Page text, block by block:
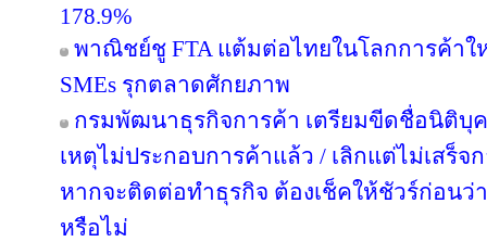
178.9%
พาณิชย์ชู FTA แต้มต่อไทยในโลกการค้าใ
SMEs รุกตลาดศักยภาพ
กรมพัฒนาธุรกิจการค้า เตรียมขีดชื่อนิติบุ
เหตุไม่ประกอบการค้าแล้ว / เลิกแต่ไม่เสร็
หากจะติดต่อทำธุรกิจ ต้องเช็คให้ชัวร์ก่อนว่
หรือไม่